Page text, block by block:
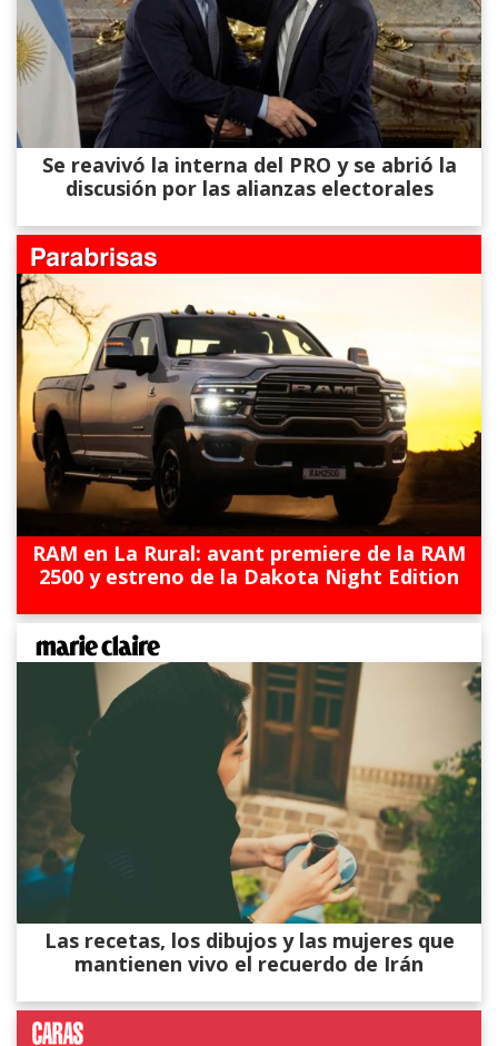
Se reavivó la interna del PRO y se abrió la
discusión por las alianzas electorales
RAM en La Rural: avant premiere de la RAM
2500 y estreno de la Dakota Night Edition
Las recetas, los dibujos y las mujeres que
mantienen vivo el recuerdo de Irán